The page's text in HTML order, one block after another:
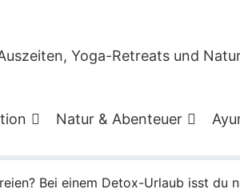
Natur & Abenteuer
Hotels
Bei einem Detox-Urlaub isst du